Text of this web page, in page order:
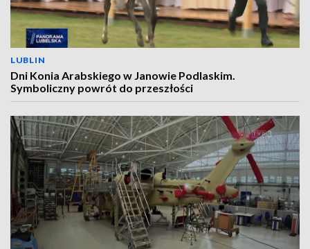
LUBLIN
Dni Konia Arabskiego w Janowie Podlaskim.
Symboliczny powrót do przeszłości